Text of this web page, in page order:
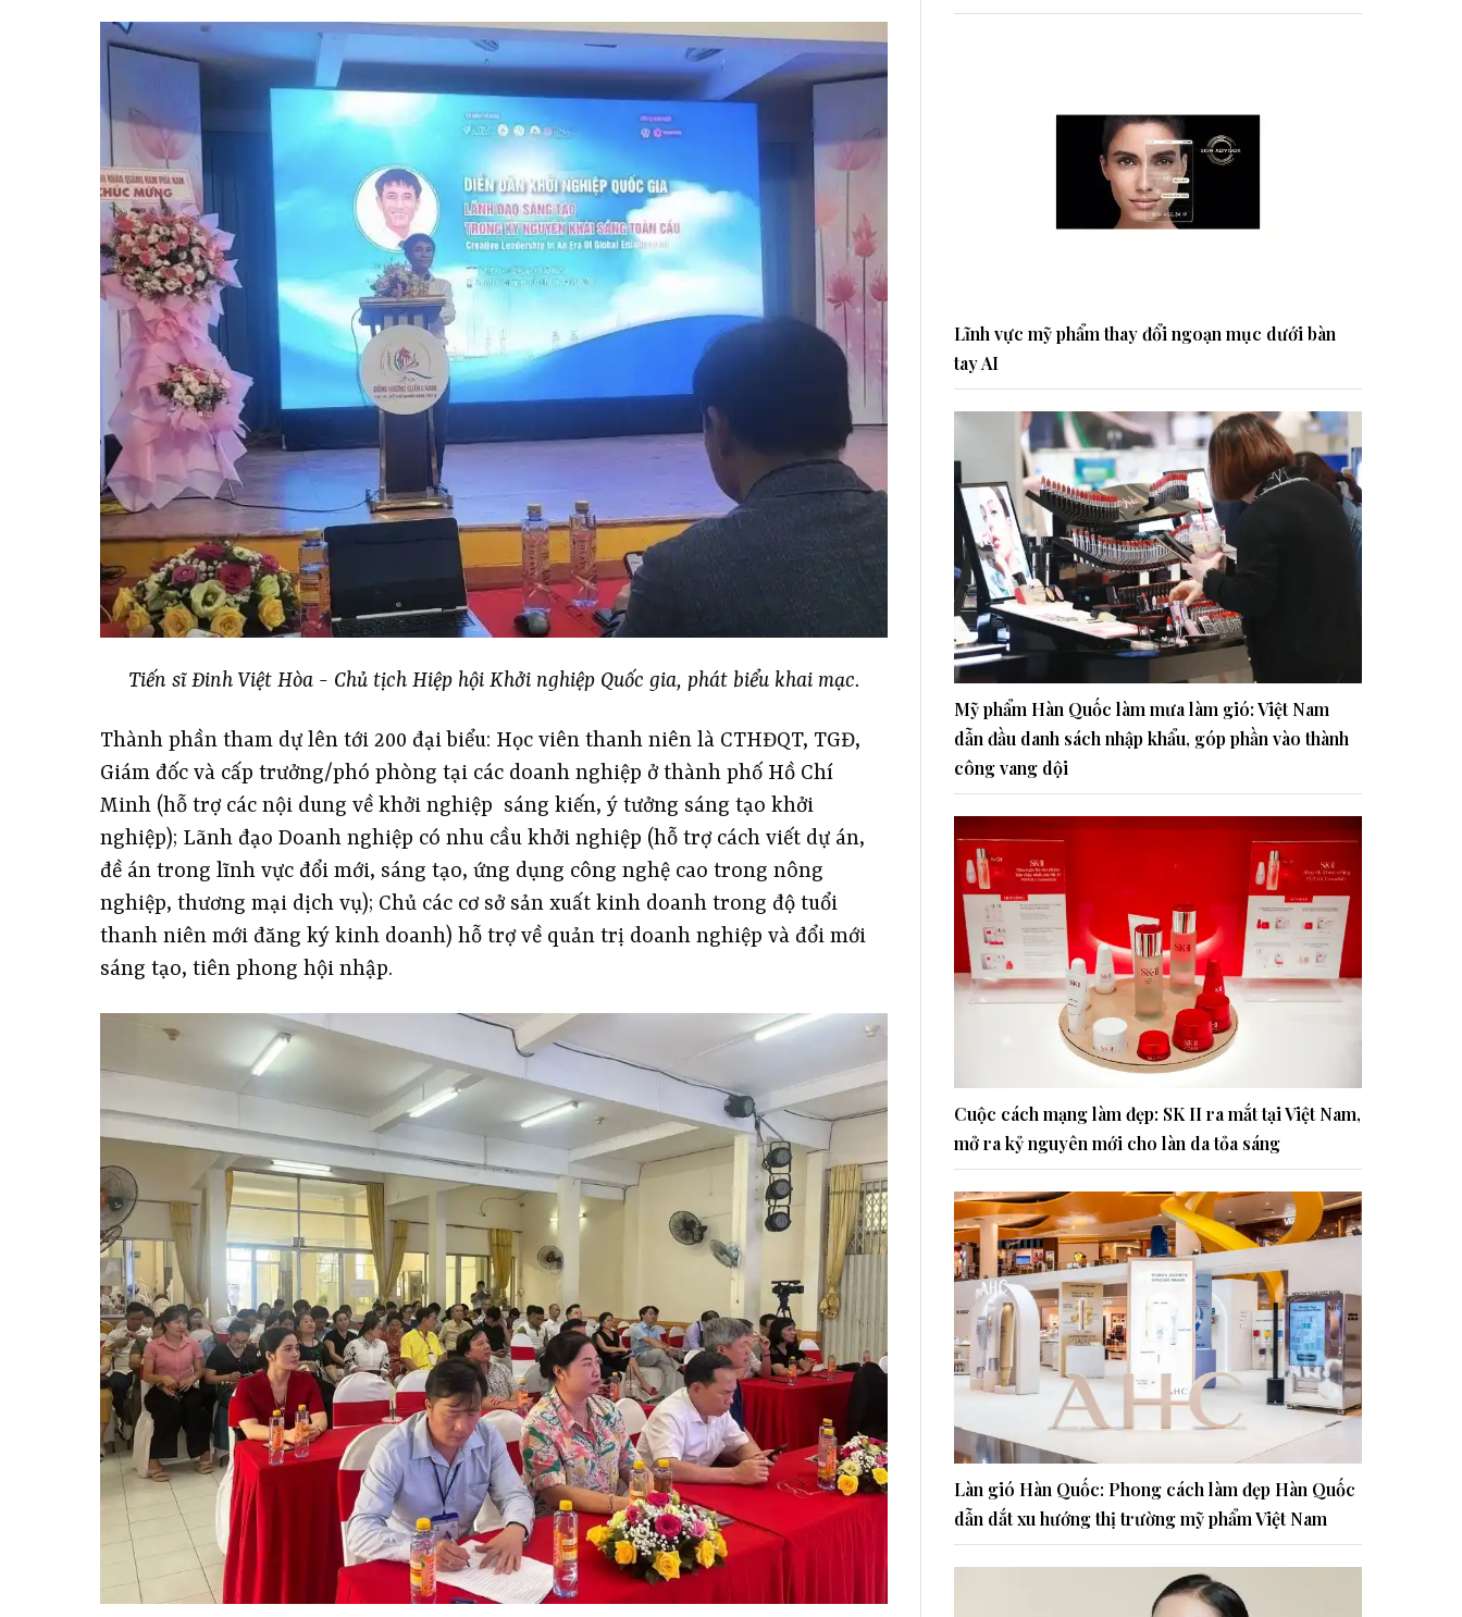
Tiến sĩ Đinh Việt Hòa - Chủ tịch Hiệp hội Khởi nghiệp Quốc gia, phát biểu khai mạc.
Thành phần tham dự lên tới 200 đại biểu: Học viên thanh niên là CTHĐQT, TGĐ,
Giám đốc và cấp trưởng/phó phòng tại các doanh nghiệp ở thành phố Hồ Chí
Minh (hỗ trợ các nội dung về khởi nghiệp sáng kiến, ý tưởng sáng tạo khởi
nghiệp); Lãnh đạo Doanh nghiệp có nhu cầu khởi nghiệp (hỗ trợ cách viết dự án,
đề án trong lĩnh vực đổi mới, sáng tạo, ứng dụng công nghệ cao trong nông
nghiệp, thương mại dịch vụ); Chủ các cơ sở sản xuất kinh doanh trong độ tuổi
thanh niên mới đăng ký kinh doanh) hỗ trợ về quản trị doanh nghiệp và đổi mới
sáng tạo, tiên phong hội nhập.
Lĩnh vực mỹ phẩm thay đổi ngoạn mục dưới bàn
tay AI
Mỹ phẩm Hàn Quốc làm mưa làm gió: Việt Nam
dẫn đầu danh sách nhập khẩu, góp phần vào thành
công vang dội
Cuộc cách mạng làm đẹp: SK II ra mắt tại Việt Nam,
mở ra kỷ nguyên mới cho làn da tỏa sáng
Làn gió Hàn Quốc: Phong cách làm đẹp Hàn Quốc
dẫn dắt xu hướng thị trường mỹ phẩm Việt Nam